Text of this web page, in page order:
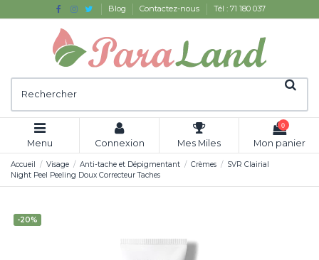
Blog Contactez-nous Tél : 71 180 037
Menu Connexion Mes Miles
0
Mon panier
Accueil Visage Anti-tache et Dépigmentant Crèmes
SVR Clairial
Night Peel Peeling Doux Correcteur Taches
-20%